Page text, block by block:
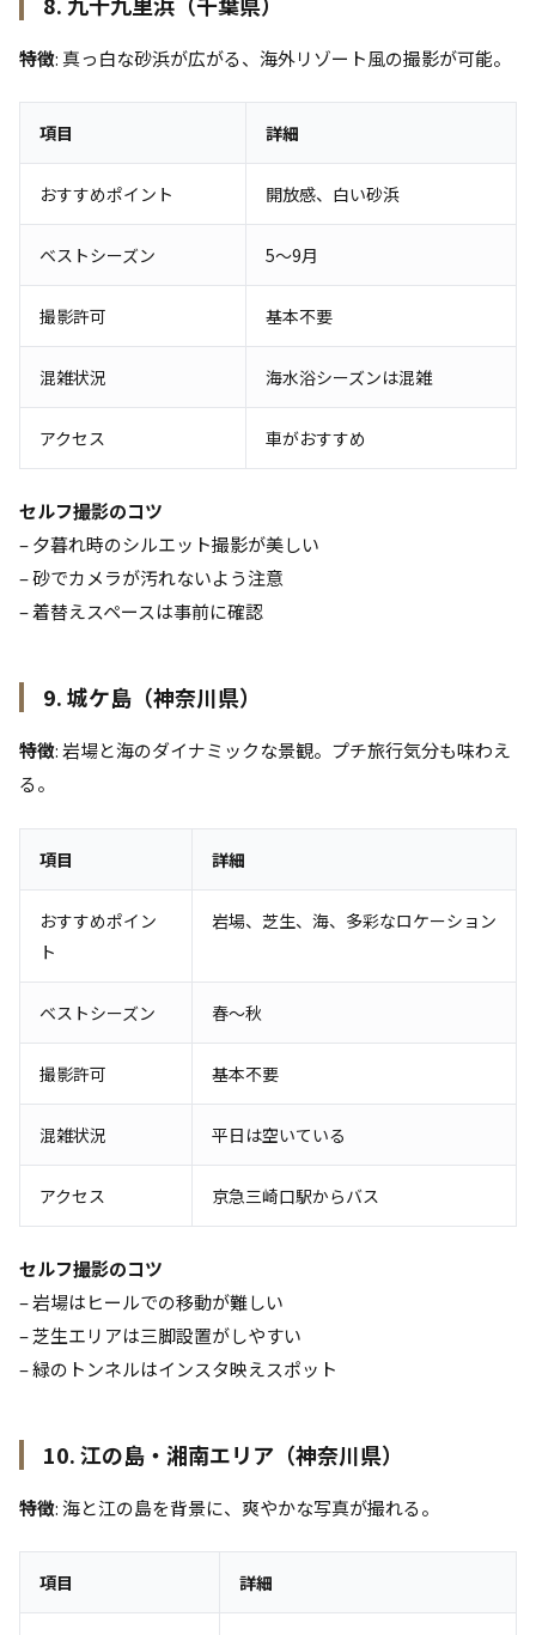
特徴: 真っ白な砂浜が広がる、海外リゾート風の撮影が可能。
項目 詳細
おすすめポイント 開放感、白い砂浜
ベストシーズン 5〜9月
撮影許可 基本不要
混雑状況 海水浴シーズンは混雑
アクセス 車がおすすめ
セルフ撮影のコツ
– 夕暮れ時のシルエット撮影が美しい
– 砂でカメラが汚れないよう注意
– 着替えスペースは事前に確認
9. 城ケ島（神奈川県）
特徴: 岩場と海のダイナミックな景観。プチ旅行気分も味わえ
る。
項目 詳細
おすすめポイン
ト
岩場、芝生、海、多彩なロケーション
ベストシーズン 春〜秋
撮影許可 基本不要
混雑状況 平日は空いている
アクセス 京急三崎口駅からバス
セルフ撮影のコツ
– 岩場はヒールでの移動が難しい
– 芝生エリアは三脚設置がしやすい
– 緑のトンネルはインスタ映えスポット
10. 江の島・湘南エリア（神奈川県）
特徴: 海と江の島を背景に、爽やかな写真が撮れる。
項目 詳細